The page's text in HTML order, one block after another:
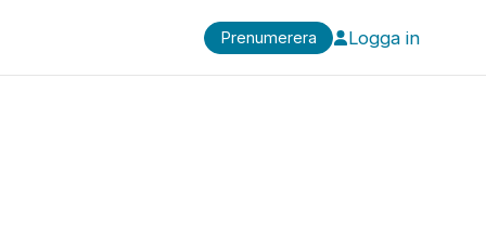
Prenumerera Logga in